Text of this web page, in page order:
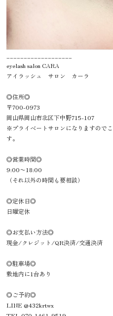
eyelash salon CARA
アイラッシュ サロン カーラ
◎住所◎
〒700-0973
岡山県岡山市北区下中野715-107
※プライベートサロンになりますので
す。
◎営業時間◎
9:00〜18:00
（それ以外の時間も要相談）
◎定休日◎
日曜定休
◎お支払い方法◎
現金/クレジット/QR決済/交通決済
◎駐車場◎
敷地内に1台あり
◎ご予約◎
LINE @432krtwx